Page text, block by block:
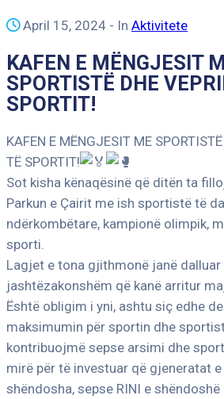
April 15, 2024 - In Aktivitete
KAFEN E MËNGJESIT
SPORTISTË DHE
SPORTIT!
KAFEN E MËNGJESIT ME
TË SPORTIT!
Sot kisha kënaqësinë që ditën ta
Parkun e Çairit me ish sportistë të
ndërkombëtare, kampionë olimpik,
sporti.
Lagjet e tona gjithmonë janë
jashtëzakonshëm që kanë arritur
Është obligim i yni, ashtu siç edhe
maksimumin për sportin dhe
kontribuojmë sepse arsimi dhe
mirë për të investuar që gjeneratat
shëndosha, sepse RINI e